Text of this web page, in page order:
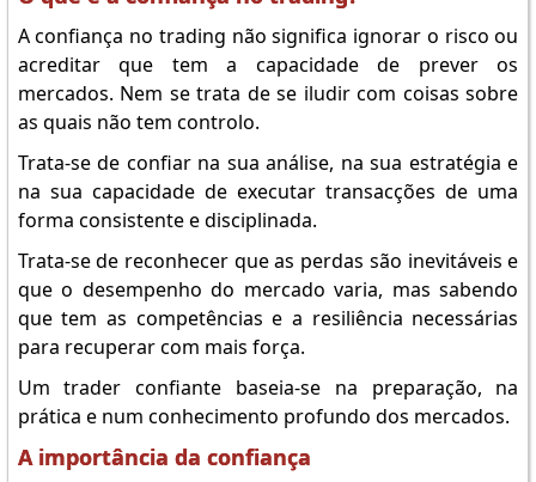
A confiança no trading não significa ignorar o risco ou
acreditar que tem a capacidade de prever os
mercados. Nem se trata de se iludir com coisas sobre
as quais não tem controlo.
Trata-se de confiar na sua análise, na sua estratégia e
na sua capacidade de executar transacções de uma
forma consistente e disciplinada.
Trata-se de reconhecer que as perdas são inevitáveis e
que o desempenho do mercado varia, mas sabendo
que tem as competências e a resiliência necessárias
para recuperar com mais força.
Um trader confiante baseia-se na preparação, na
prática e num conhecimento profundo dos mercados.
A importância da confiança